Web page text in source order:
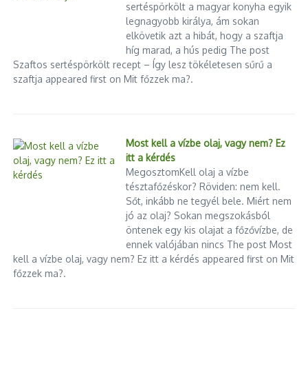
A tanács vezetői szerint a váltás elengedhetetlen a biztonság
helyreállításához és a politikai megújuláshoz. A testület tagjai
hangsúlyozták, hogy a döntést Haiti érdekében hozták meg,
és elutasították a külföldi beavatkozás vádját. Ugyanakkor a
nemzetközi közösség több szereplője is aggodalmát fejezte ki
február 7-ig kellene lemondania, és kérdéses, hogy sikerül-e
időben új vezetést találni. Elemzők arra figyelmeztetnek, hogy
a haiti politikai színtér rendkívül ingatag, a szövetségek
gyorsan változnak, és a bizonytalanság további erőszakot
Haiti jövője: afrikai párhuzamok és
tanulságok
sertéspörkölt a magyar konyha egyik
legnagyobb királya, ám sokan
elkövetik azt a hibát, hogy a szaftja
híg marad, a hús pedig The post
Szaftos sertéspörkölt recept – Így lesz tökéletesen sűrű a
szaftja appeared first on Mit főzzek ma?.
Most kell a vízbe olaj, vagy nem? Ez
itt a kérdés
MegosztomKell olaj a vízbe
tésztafőzéskor? Röviden: nem kell.
Sőt, inkább ne tegyél bele. Miért nem
jó az olaj? Sokan megszokásból
öntenek egy kis olajat a főzővízbe, de
ennek valójában nincs The post Most
kell a vízbe olaj, vagy nem? Ez itt a kérdés appeared first on Mit
főzzek ma?.